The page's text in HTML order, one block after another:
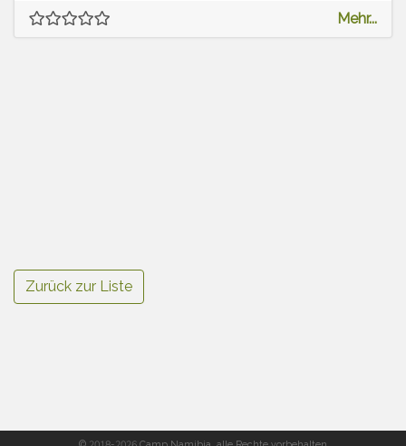
Mehr...
Zurück zur Liste